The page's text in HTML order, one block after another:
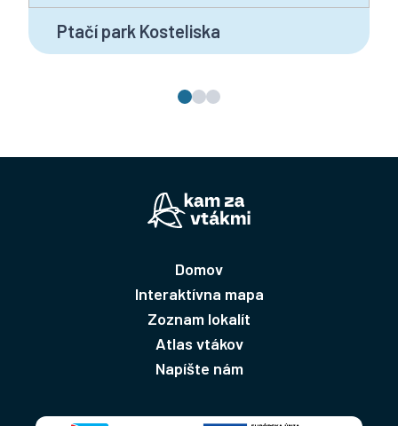
Ptačí park Kosteliska
Domov
Interaktívna mapa
Zoznam lokalít
Atlas vtákov
Napíšte nám